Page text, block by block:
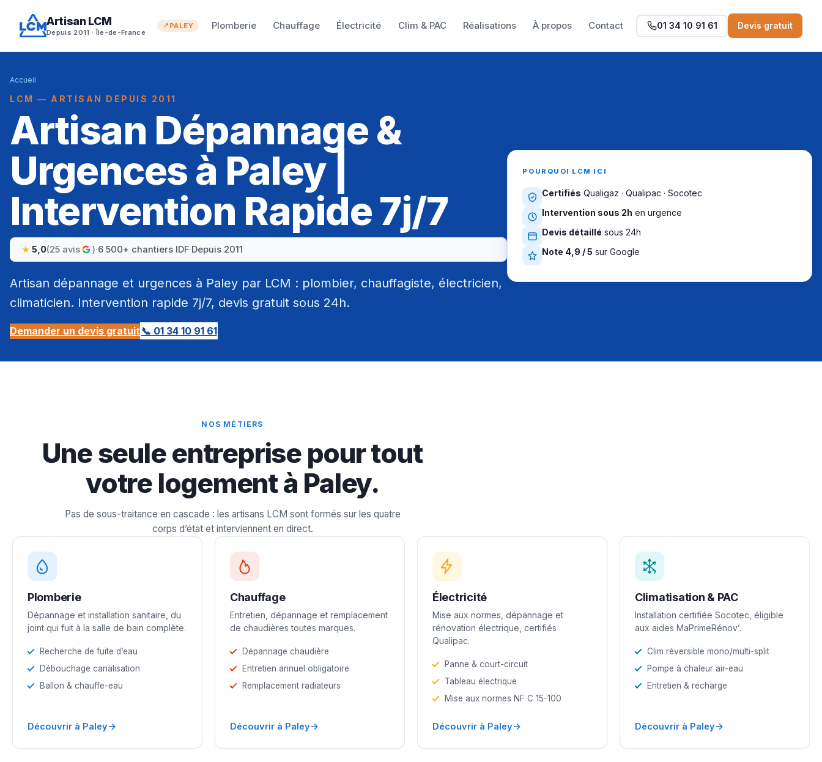
Artisan LCM
Depuis 2011 · Île-de-France
PALEY Plomberie Chauffage Électricité Clim & PAC Réalisations À propos Contact 01 34 10 91 61 Devis gratuit
Accueil
LCM — ARTISAN DEPUIS 2011
Artisan Dépannage &
Urgences à Paley |
Intervention Rapide 7j/7
5,0(25 avis )·6 500+ chantiers IDF·Depuis 2011
Artisan dépannage et urgences à Paley par LCM : plombier, chauffagiste, électricien,
climaticien. Intervention rapide 7j/7, devis gratuit sous 24h.
Demander un devis gratuit 📞 01 34 10 91 61
POURQUOI LCM ICI
Certifiés Qualigaz · Qualipac · Socotec
Intervention sous 2h en urgence
Devis détaillé sous 24h
Note 4,9 / 5 sur Google
NOS MÉTIERS
Une seule entreprise pour tout
votre logement à Paley.
Pas de sous-traitance en cascade : les artisans LCM sont formés sur les quatre
corps d’état et interviennent en direct.
Plomberie
Dépannage et installation sanitaire, du
joint qui fuit à la salle de bain complète.
Recherche de fuite d’eau
Débouchage canalisation
Ballon & chauffe-eau
Découvrir à Paley→
Chauffage
Entretien, dépannage et remplacement
de chaudières toutes marques.
Dépannage chaudière
Entretien annuel obligatoire
Remplacement radiateurs
Découvrir à Paley→
Électricité
Mise aux normes, dépannage et
rénovation électrique, certifiés
Qualipac.
Panne & court-circuit
Tableau électrique
Mise aux normes NF C 15-100
Découvrir à Paley→
Climatisation & PAC
Installation certifiée Socotec, éligible
aux aides MaPrimeRénov’.
Clim réversible mono/multi-split
Pompe à chaleur air-eau
Entretien & recharge
Découvrir à Paley→